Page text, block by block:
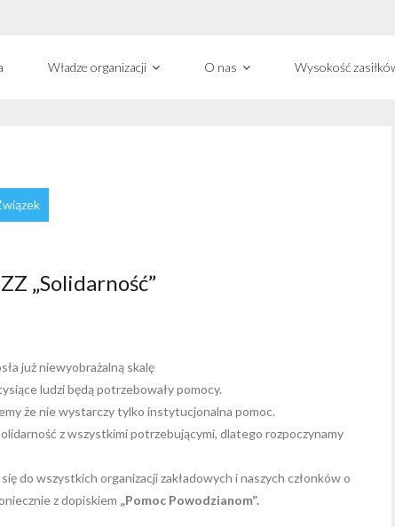
Władze organizacji O nas Wysokość
„Solidarność”
już niewyobrażalną skalę
ludzi będą potrzebowały pomocy.
że nie wystarczy tylko instytucjonalna pomoc.
z wszystkimi potrzebującymi, dlatego rozpoczynamy
do wszystkich organizacji zakładowych i naszych członków o
z dopiskiem „Pomoc Powodzianom”.